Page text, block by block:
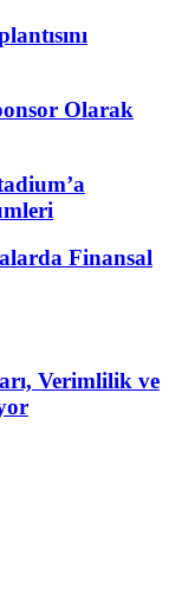
Olarak
Finansal
Verimlilik ve